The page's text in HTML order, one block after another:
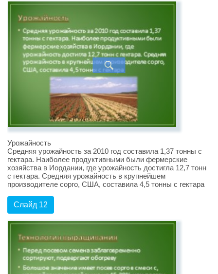
Урожайность
Средняя урожайность за 2010 год составила 1,37 тонны с
гектара. Наиболее продуктивными были фермерские
хозяйства в Иордании, где урожайность достигла 12,7 тонн
с гектара. Средняя урожайность в крупнейшем
производителе сорго, США, составила 4,5 тонны с гектара
Слайд 12